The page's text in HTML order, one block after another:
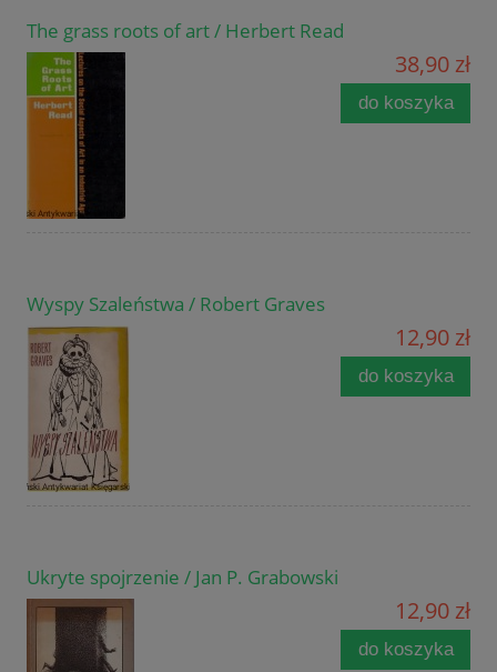
The grass roots of art / Herbert Read
38,90 zł
do koszyka
Wyspy Szaleństwa / Robert Graves
12,90 zł
do koszyka
Ukryte spojrzenie / Jan P. Grabowski
12,90 zł
do koszyka